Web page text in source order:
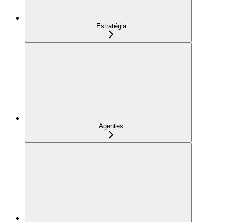
Estratégia
Agentes